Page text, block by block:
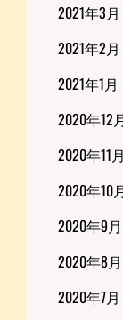
2021年3月
2021年2月
2021年1月
2020年12
2020年11月
2020年10
2020年9月
2020年8月
2020年7月